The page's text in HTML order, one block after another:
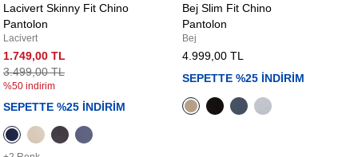
Lacivert Skinny Fit Chino
Pantolon
Lacivert
3.499,00 TL
1.749,00 TL
%50 indirim
SEPETTE %25 İNDİRİM
Bej Slim Fit Chino
Pantolon
Bej
4.999,00 TL
SEPETTE %25 İNDİRİM